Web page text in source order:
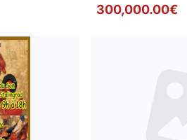
300,000.00€